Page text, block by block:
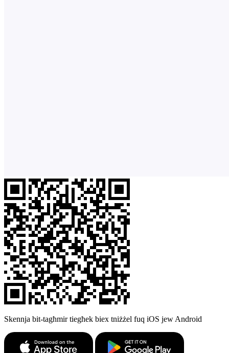
Skennja bit-tagħmir tiegħek biex tniżżel fuq iOS jew Android